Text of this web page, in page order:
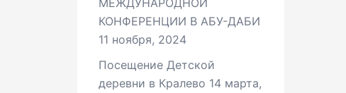
КОНФЕРЕНЦИИ В АБУ-ДАБИ
11 ноября, 2024
Посещение Детской
деревни в Кралево 14 марта,